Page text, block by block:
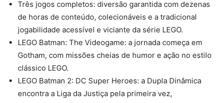
Três jogos completos: diversão garantida com dezenas
de horas de conteúdo, colecionáveis e a tradicional
jogabilidade acessível e viciante da série LEGO.
LEGO Batman: The Videogame: a jornada começa em
Gotham, com missões cheias de humor e ação no estilo
clássico LEGO.
LEGO Batman 2: DC Super Heroes: a Dupla Dinâmica
encontra a Liga da Justiça pela primeira vez,